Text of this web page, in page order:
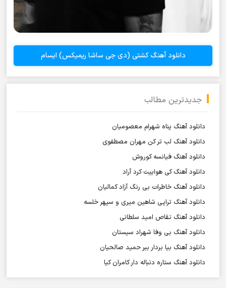
دانلود آهنگ کشتی (دی جی ساشا ریمیکس) ایسام
جدیدترین مطالب
دانلود آهنگ پناه شهرام معصومیان
دانلود آهنگ لب تر کن مهران مصطفوی
دانلود آهنگ فیانسه کوروش
دانلود آهنگ کی هواییت کرد آراد
دانلود آهنگ خاطرات بی رنگ آزاد کمالیان
دانلود آهنگ تراپی شاهین میری و سپهر خلسه
دانلود آهنگ تقاص امید سلطانی
دانلود آهنگ بی وفا شهراد سیستان
دانلود آهنگ بیا بردار ببر حمید صالحیان
دانلود آهنگ ستاره دنباله دار کامران کیا